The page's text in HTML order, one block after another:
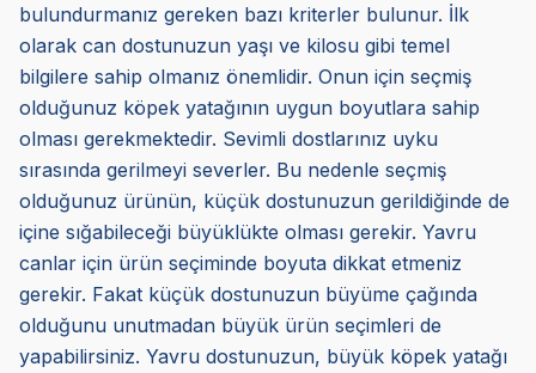
bulundurmanız gereken bazı kriterler bulunur. İlk
olarak can dostunuzun yaşı ve kilosu gibi temel
bilgilere sahip olmanız önemlidir. Onun için seçmiş
olduğunuz köpek yatağının uygun boyutlara sahip
olması gerekmektedir. Sevimli dostlarınız uyku
sırasında gerilmeyi severler. Bu nedenle seçmiş
olduğunuz ürünün, küçük dostunuzun gerildiğinde de
içine sığabileceği büyüklükte olması gerekir. Yavru
canlar için ürün seçiminde boyuta dikkat etmeniz
gerekir. Fakat küçük dostunuzun büyüme çağında
olduğunu unutmadan büyük ürün seçimleri de
yapabilirsiniz. Yavru dostunuzun, büyük köpek yatağı